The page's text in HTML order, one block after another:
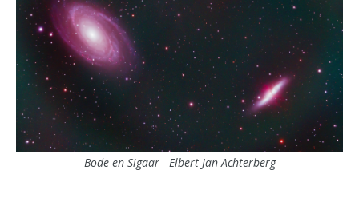
Bode en Sigaar - Elbert Jan Achterberg